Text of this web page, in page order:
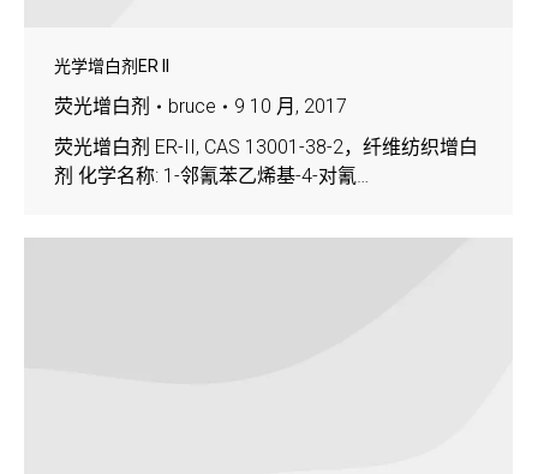
光学增白剂ER II
荧光增白剂 bruce
9 10 月, 2017
荧光增白剂 ER-II, CAS 13001-38-2，纤维纺织增白
剂 化学名称: 1-邻氰苯乙烯基-4-对氰…